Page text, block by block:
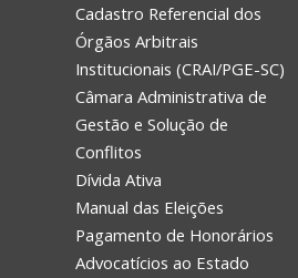
Cadastro Referencial dos
Órgãos Arbitrais
Institucionais (CRAI/PGE-SC)
Câmara Administrativa de
Gestão e Solução de
Conflitos
Dívida Ativa
Manual das Eleições
Pagamento de Honorários
Advocatícios ao Estado